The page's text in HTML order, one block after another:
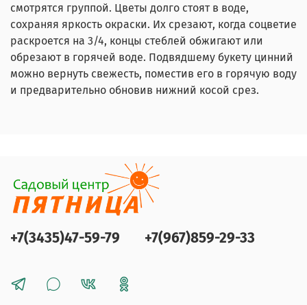
смотрятся группой. Цветы долго стоят в воде,
сохраняя яркость окраски. Их срезают, когда соцветие
раскроется на 3/4, концы стеблей обжигают или
обрезают в горячей воде. Подвядшему букету цинний
можно вернуть свежесть, поместив его в горячую воду
и предварительно обновив нижний косой срез.
+7(3435)47-59-79 +7(967)859-29-33